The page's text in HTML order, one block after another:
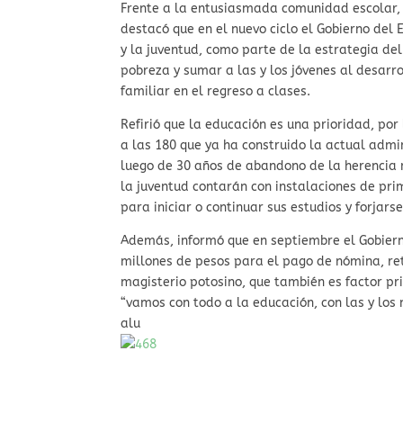
Frente a la entusiasmada comunidad
destacó que en el nuevo ciclo el Gobierno
y la juventud, como parte de la estrategia
pobreza y sumar a las y los jóvenes al
familiar en el regreso a clases.
Refirió que la educación es una prioridad,
a las 180 que ya ha construido la actual
luego de 30 años de abandono de la
la juventud contarán con instalaciones de
para iniciar o continuar sus estudios y
Además, informó que en septiembre el
millones de pesos para el pago de nómina,
magisterio potosino, que también es factor
“vamos con todo a la educación, con las y
alu